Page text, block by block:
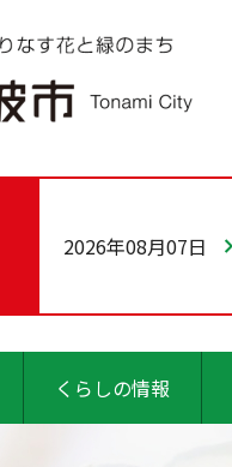
2026年08月07日
くらしの情報